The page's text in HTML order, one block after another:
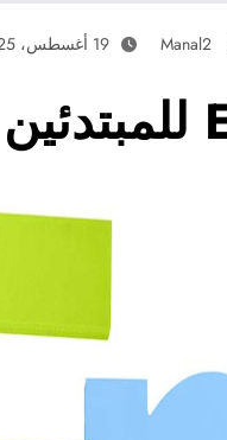
Manal2 19 أغسطس، 2025